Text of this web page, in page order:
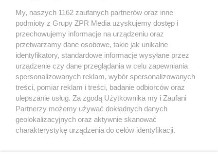
Odwiedź grupę na Facebooku
Gdybym budował drugi raz - mądry Polak
przed budową
Forum Muratora
My, naszych 1162 zaufanych partnerów oraz inne
podmioty z Grupy ZPR Media uzyskujemy dostęp i
przechowujemy informacje na urządzeniu oraz
przetwarzamy dane osobowe, takie jak unikalne
identyfikatory, standardowe informacje wysyłane przez
urządzenie czy dane przeglądania w celu zapewniania
spersonalizowanych reklam, wybór spersonalizowanych
treści, pomiar reklam i treści, badanie odbiorców oraz
ulepszanie usług. Za zgodą Użytkownika my i Zaufani
Partnerzy możemy używać dokładnych danych
geolokalizacyjnych oraz aktywnie skanować
charakterystykę urządzenia do celów identyfikacji.